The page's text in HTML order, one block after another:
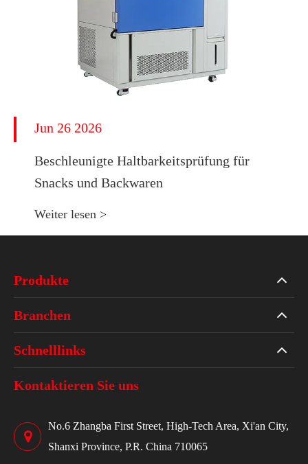
Jun 26 2026
Beschleunigte Haltbarkeitsprüfung für
Snacks und Backwaren
Weiter lesen >
Produkte
Branchen
Schnelllinks
Kontaktieren Sie uns
No.6 Zhangba First Street, High-Tech Area, Xi'an City,
Shanxi Province, P.R. China 710065